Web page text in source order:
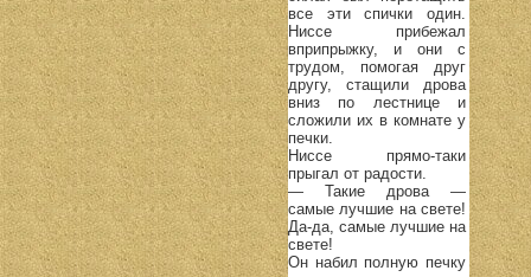
все эти спички один.
Ниссе прибежал
вприпрыжку, и они с
трудом, помогая друг
другу, стащили дрова
вниз по лестнице и
сложили их в комнате у
печки.
Ниссе прямо-таки
прыгал от радости.
— Такие дрова —
самые лучшие на свете!
Да-да, самые лучшие на
свете!
Он набил полную печку